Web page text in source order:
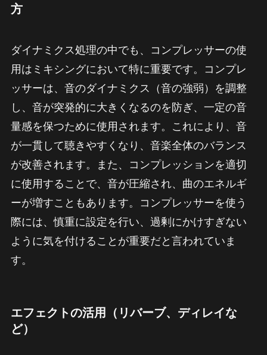
方
ダイナミクス処理の中でも、コンプレッサーの使
用はミキシングにおいて特に重要です。コンプレ
ッサーは、音のダイナミクス（音の強弱）を調整
し、音が突発的に大きくなるのを防ぎ、一定の音
量感を保つために使用されます。これにより、音
が一貫して聴きやすくなり、音楽全体のバランス
が改善されます。また、コンプレッションを適切
に使用することで、音が圧縮され、曲のエネルギ
ーが増すこともあります。コンプレッサーを使う
際には、慎重に設定を行い、過剰にかけすぎない
ように気を付けることが重要だと言われていま
す。
エフェクトの活用（リバーブ、ディレイな
ど）